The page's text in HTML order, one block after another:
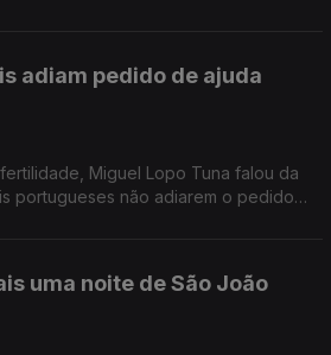
adiam pedido de ajuda
Miguel Lopo Tuna falou da
portugueses não adiarem o pedido
uma noite de São João